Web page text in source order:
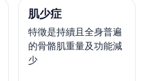
肌少症
特徵是持續且全身普遍
的骨骼肌重量及功能減
少